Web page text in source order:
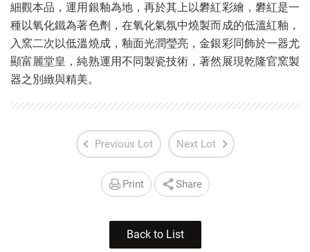
細觀本品，運用銀釉為地，再於其上以礬紅彩繪，礬紅是一
種以氧化鐵為著色劑，在氧化氣氛中燒製而成的低溫紅釉，
入窯二次以低溫燒成，釉面光潤瑩亮，金銀彩同飾於一器尤
顯富麗堂皇，純熟運用不同製瓷技術，著然展現乾隆官窯製
器之別緻與精美。
Previous Lot Next Lot
Print Share
Back to List